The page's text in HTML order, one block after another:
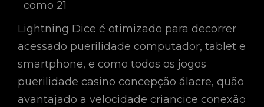
Lightning Dice é otimizado para decorrer
acessado puerilidade computador, tablet e
smartphone, e como todos os jogos
puerilidade casino concepção álacre, quão
avantajado a velocidade criancice conexão